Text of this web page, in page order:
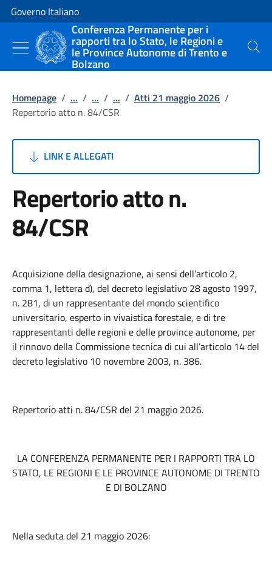
Vai al contenuto
Vai alla navigazione del sito
Governo Italiano
Conferenza Permanente per i
rapporti tra lo Stato, le Regioni e
le Province Autonome di Trento e
Bolzano
Cerca
Homepage / ... / ... / ... / Atti 21 maggio 2026 /
Repertorio atto n. 84/CSR
LINK E ALLEGATI
Repertorio atto n.
84/CSR
Acquisizione della designazione, ai sensi dell’articolo 2,
comma 1, lettera d), del decreto legislativo 28 agosto 1997,
n. 281, di un rappresentante del mondo scientifico
universitario, esperto in vivaistica forestale, e di tre
rappresentanti delle regioni e delle province autonome, per
il rinnovo della Commissione tecnica di cui all’articolo 14 del
decreto legislativo 10 novembre 2003, n. 386.
Repertorio atti n. 84/CSR del 21 maggio 2026.
LA CONFERENZA PERMANENTE PER I RAPPORTI TRA LO
STATO, LE REGIONI E LE PROVINCE AUTONOME DI TRENTO
E DI BOLZANO
Nella seduta del 21 maggio 2026: